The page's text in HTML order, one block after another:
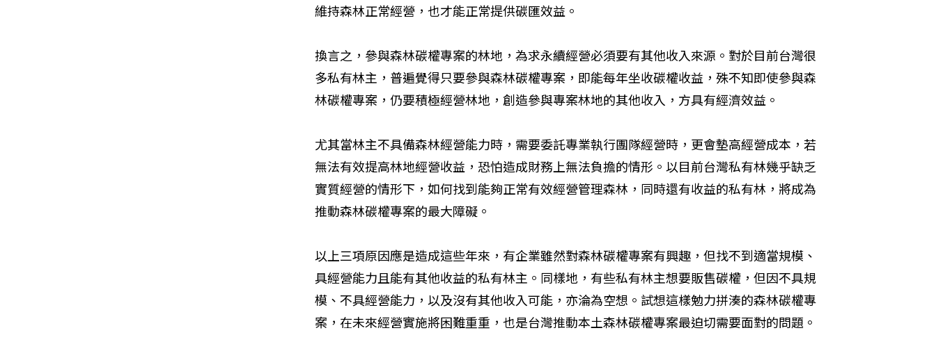
維持森林正常經營，也才能正常提供碳匯效益。
換言之，參與森林碳權專案的林地，為求永續經營必須要有其他收入來源。對於目前台灣很
多私有林主，普遍覺得只要參與森林碳權專案，即能每年坐收碳權收益，殊不知即使參與森
林碳權專案，仍要積極經營林地，創造參與專案林地的其他收入，方具有經濟效益。
尤其當林主不具備森林經營能力時，需要委託專業執行團隊經營時，更會墊高經營成本，若
無法有效提高林地經營收益，恐怕造成財務上無法負擔的情形。以目前台灣私有林幾乎缺乏
實質經營的情形下，如何找到能夠正常有效經營管理森林，同時還有收益的私有林，將成為
推動森林碳權專案的最大障礙。
以上三項原因應是造成這些年來，有企業雖然對森林碳權專案有興趣，但找不到適當規模、
具經營能力且能有其他收益的私有林主。同樣地，有些私有林主想要販售碳權，但因不具規
模、不具經營能力，以及沒有其他收入可能，亦淪為空想。試想這樣勉力拼湊的森林碳權專
案，在未來經營實施將困難重重，也是台灣推動本土森林碳權專案最迫切需要面對的問題。